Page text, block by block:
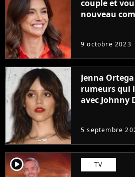
couple et
nouveau
9 octobre 2023
Jenna
rumeurs qui
avec Johnny
5 septembre
player2 TV